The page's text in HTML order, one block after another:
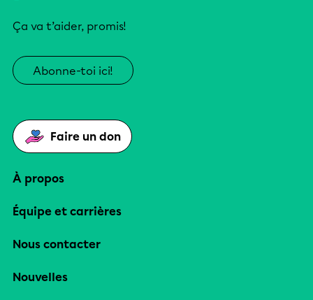
Ça va t’aider, promis!
Abonne-toi ici!
Faire un don
À propos
Équipe et carrières
Nous contacter
Nouvelles